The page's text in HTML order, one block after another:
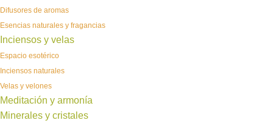
Difusores de aromas
Esencias naturales y fragancias
Inciensos y velas
Espacio esotérico
Inciensos naturales
Velas y velones
Meditación y armonía
Minerales y cristales